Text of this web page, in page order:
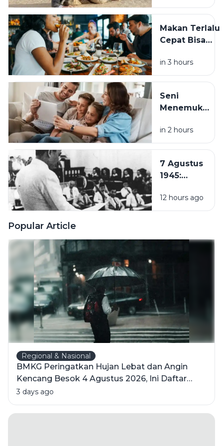
Bisa
Kesehatan
dan
Sehari-
hari
Makan Terlalu
Cepat Bisa
Kesehatan, Ini
Dampaknya
in 3 hours
Seni
Menemukan
Tengah
Hustle
Pentingnya
Quality
Bersama
in 2 hours
7 Agustus
1945:
PPKI, Langkah
Penting
12 hours ago
Popular Article
Regional & Nasional
BMKG Peringatkan Hujan Lebat dan Angin
Kencang Besok 4 Agustus 2026, Ini Daftar
Wilayahnya
3 days ago